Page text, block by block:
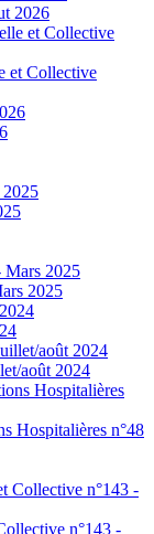
2026
et Collective
2025
août 2024
Hospitalières n°48
n°143 -